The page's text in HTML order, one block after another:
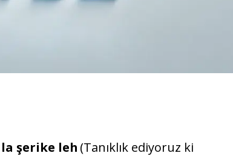
şerike leh (Tanıklık ediyoruz ki